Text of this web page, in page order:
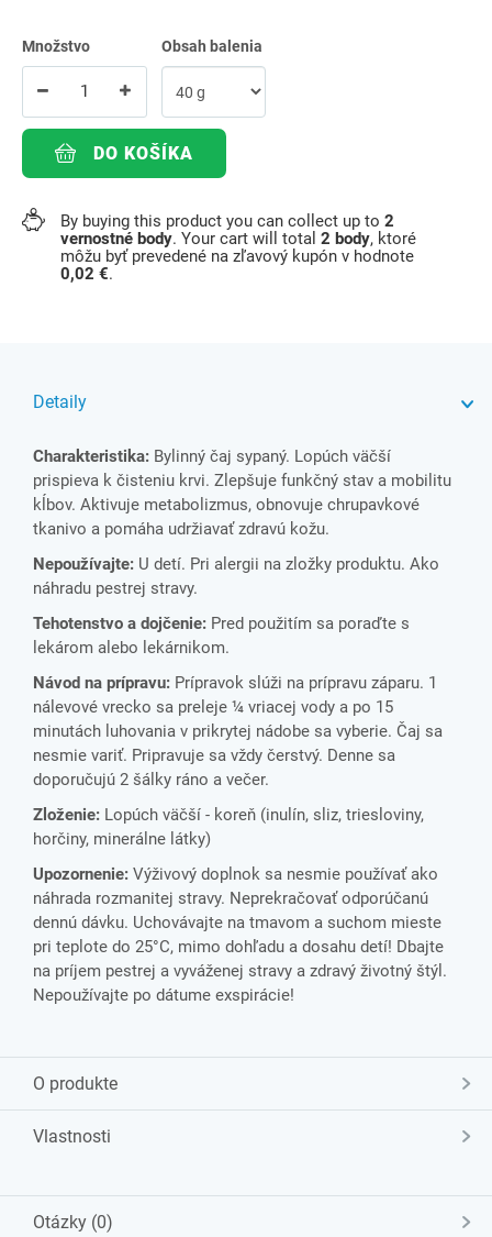
Množstvo Obsah balenia
DO KOŠÍKA
By buying this product you can collect up to 2
vernostné body. Your cart will total 2 body, ktoré
môžu byť prevedené na zľavový kupón v hodnote
0,02 €.
Detaily
Charakteristika: Bylinný čaj sypaný. Lopúch väčší
prispieva k čisteniu krvi. Zlepšuje funkčný stav a mobilitu
kĺbov. Aktivuje metabolizmus, obnovuje chrupavkové
tkanivo a pomáha udržiavať zdravú kožu.
Nepoužívajte: U detí. Pri alergii na zložky produktu. Ako
náhradu pestrej stravy.
Tehotenstvo a dojčenie: Pred použitím sa poraďte s
lekárom alebo lekárnikom.
Návod na prípravu: Prípravok slúži na prípravu záparu. 1
nálevové vrecko sa preleje ¼ vriacej vody a po 15
minutách luhovania v prikrytej nádobe sa vyberie. Čaj sa
nesmie variť. Pripravuje sa vždy čerstvý. Denne sa
doporučujú 2 šálky ráno a večer.
Zloženie: Lopúch väčší - koreň (inulín, sliz, triesloviny,
horčiny, minerálne látky)
Upozornenie: Výživový doplnok sa nesmie používať ako
náhrada rozmanitej stravy. Neprekračovať odporúčanú
dennú dávku. Uchovávajte na tmavom a suchom mieste
pri teplote do 25°C, mimo dohľadu a dosahu detí! Dbajte
na príjem pestrej a vyváženej stravy a zdravý životný štýl.
Nepoužívajte po dátume exspirácie!
O produkte
Vlastnosti
Otázky (0)